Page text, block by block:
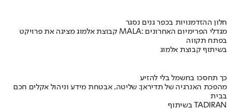
חלון ההזדמנויות בכפר גנים נסגר
קבוצת אלמוג מציגה את פרויקט MALA: מגדלי הפרימיום האחרונים
בפתח תקווה
בשיתוף קבוצת אלמוג
כך תחסכו בחשמל בלי להזיע
מהפכת האנרגיה של תדיראן: שליטה, אבטחת מידע וניהול אקלים חכם
בבית
בשיתוף TADIRAN